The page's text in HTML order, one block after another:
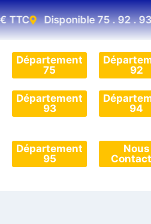
Disponible 75 . 92 . 93 .
Département
75
92
Département
93
94
Département
95
Nous